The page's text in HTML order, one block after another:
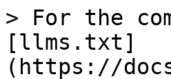
> For the
[llms.txt]
(https://